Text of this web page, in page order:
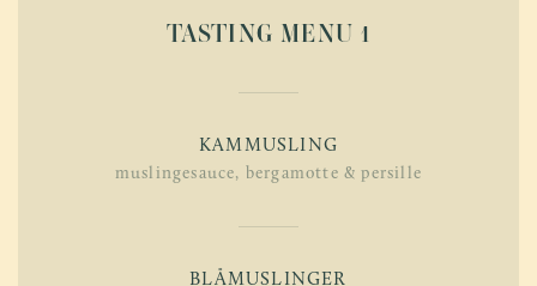
TASTING MENU 1
KAMMUSLING
muslingesauce, bergamotte & persille
BLÅMUSLINGER